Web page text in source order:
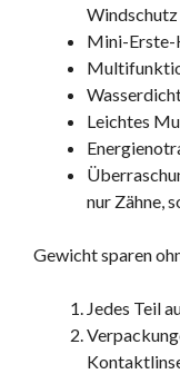
Mini-Erste-
Leichtes
nur Zähne,
Gewicht sparen
Jedes Teil